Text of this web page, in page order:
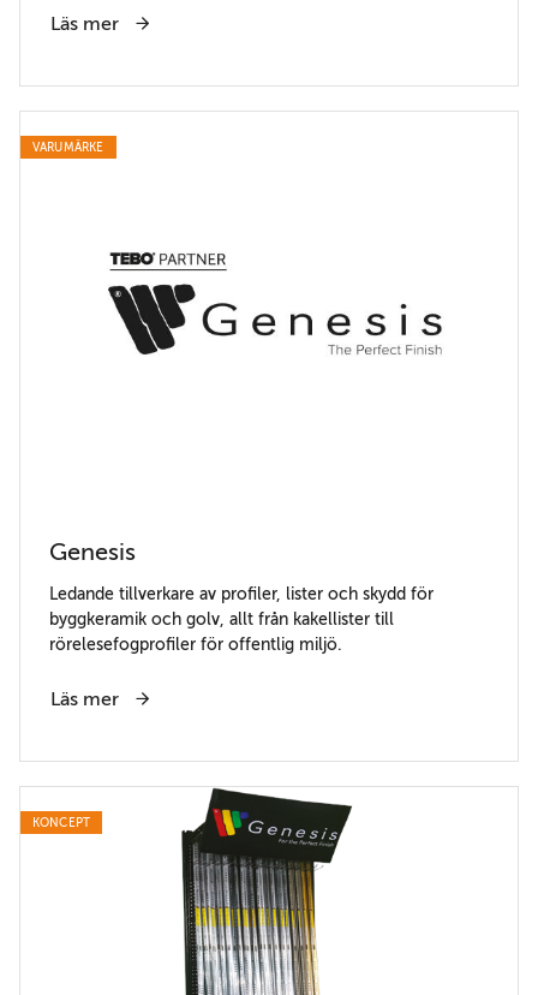
Läs mer
VARUMÄRKE
Genesis
Ledande tillverkare av profiler, lister och skydd för
byggkeramik och golv, allt från kakellister till
rörelesefogprofiler för offentlig miljö.
Läs mer
KONCEPT